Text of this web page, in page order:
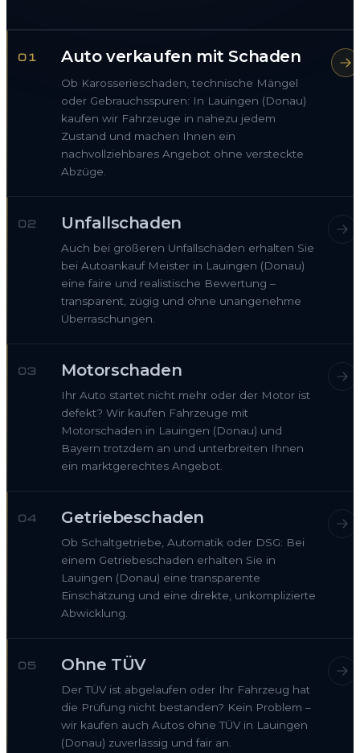
01 Auto verkaufen mit Schaden
Ob Karosserieschaden, technische Mängel
oder Gebrauchsspuren: In Lauingen (Donau)
kaufen wir Fahrzeuge in nahezu jedem
Zustand und machen Ihnen ein
nachvollziehbares Angebot ohne versteckte
Abzüge.
02 Unfallschaden
Auch bei größeren Unfallschäden erhalten Sie
bei Autoankauf Meister in Lauingen (Donau)
eine faire und realistische Bewertung –
transparent, zügig und ohne unangenehme
Überraschungen.
03 Motorschaden
Ihr Auto startet nicht mehr oder der Motor ist
defekt? Wir kaufen Fahrzeuge mit
Motorschaden in Lauingen (Donau) und
Bayern trotzdem an und unterbreiten Ihnen
ein marktgerechtes Angebot.
04 Getriebeschaden
Ob Schaltgetriebe, Automatik oder DSG: Bei
einem Getriebeschaden erhalten Sie in
Lauingen (Donau) eine transparente
Einschätzung und eine direkte, unkomplizierte
Abwicklung.
05 Ohne TÜV
Der TÜV ist abgelaufen oder Ihr Fahrzeug hat
die Prüfung nicht bestanden? Kein Problem –
wir kaufen auch Autos ohne TÜV in Lauingen
(Donau) zuverlässig und fair an.